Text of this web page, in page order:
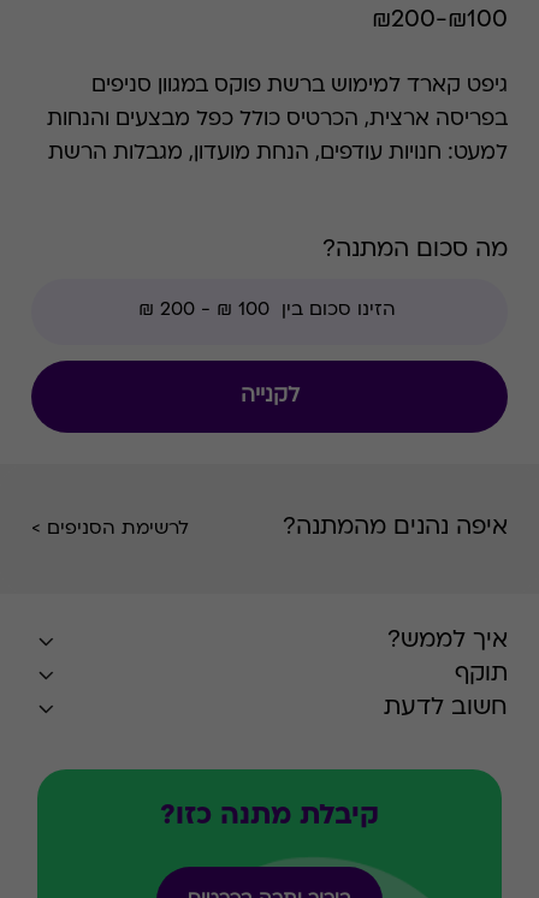
₪100-₪200
גיפט קארד למימוש ברשת פוקס במגוון סניפים
בפריסה ארצית, הכרטיס כולל כפל מבצעים והנחות
למעט: חנויות עודפים, הנחת מועדון, מגבלות הרשת
מה סכום המתנה?
לקנייה
איפה נהנים מהמתנה? לרשימת הסניפים >
איך לממש?
תוקף
חשוב לדעת
קיבלת מתנה כזו?